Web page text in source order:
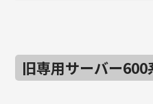
旧専用サーバー600